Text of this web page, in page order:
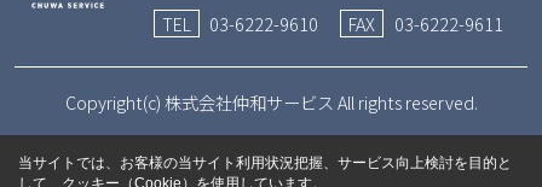
TEL
03-6222-9610 FAX 03-6222-9611
Copyright(c) 株式会社仲和サービス All rights reserved.
当サイトでは、お客様の当サイト利用状況把握、サービス向上検討を目的と
して、クッキー（Cookie）を使用しています。